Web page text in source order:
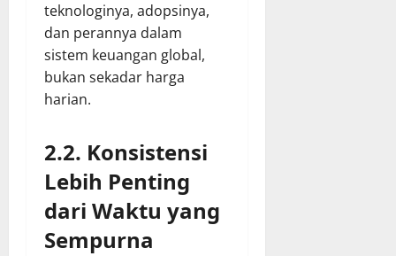
teknologinya, adopsinya,
dan perannya dalam
sistem keuangan global,
bukan sekadar harga
harian.
2.2. Konsistensi
Lebih Penting
dari Waktu yang
Sempurna